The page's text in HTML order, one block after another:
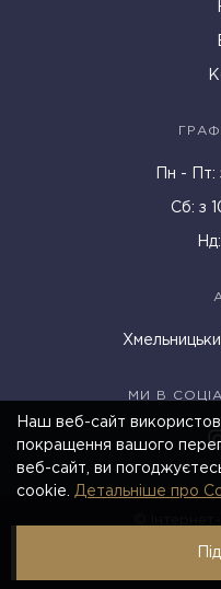
Пн - Пт:
Cб: з
МИ В
Наш веб-сайт
покращення вашого
веб-сайт, ви
cookie. Детальніше про